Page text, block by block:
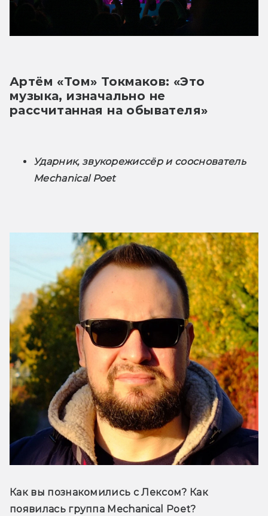
Артём «Том» Токмаков: «Это
музыка, изначально не
рассчитанная на обывателя»
Ударник, звукорежиссёр и сооснователь
Mechanical Poet
Как вы познакомились с Лексом? Как
появилась группа Mechanical Poet?